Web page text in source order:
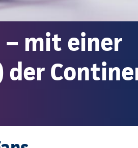
mit einer